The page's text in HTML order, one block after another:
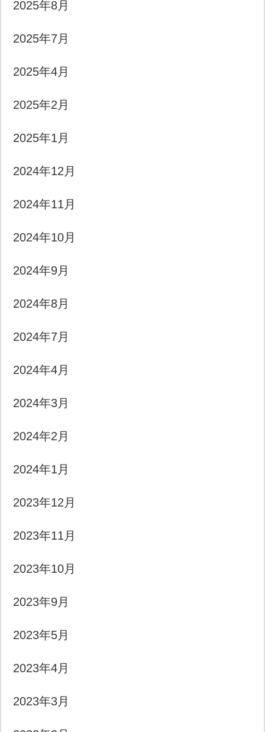
2025年8月
2025年7月
2025年4月
2025年2月
2025年1月
2024年12月
2024年11月
2024年10月
2024年9月
2024年8月
2024年7月
2024年4月
2024年3月
2024年2月
2024年1月
2023年12月
2023年11月
2023年10月
2023年9月
2023年5月
2023年4月
2023年3月